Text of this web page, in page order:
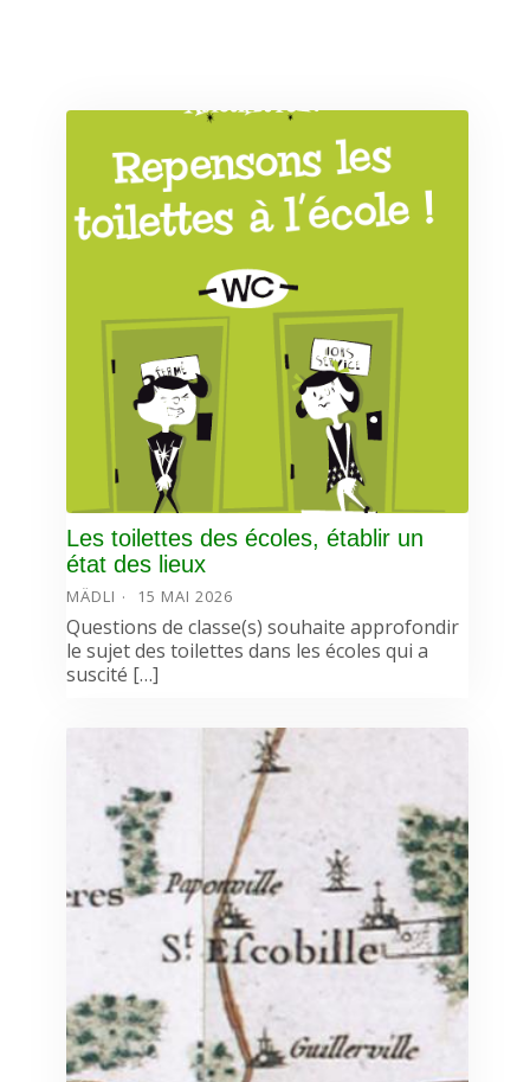
Les toilettes des écoles, établir un
état des lieux
MÄDLI 15 MAI 2026
Questions de classe(s) souhaite approfondir
le sujet des toilettes dans les écoles qui a
suscité […]